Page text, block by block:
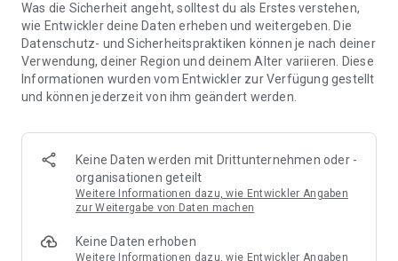
🤝 Teilen leicht gemacht: Lade andere ein und erledigt den
Einkauf gemeinsam.
🍳 Zutaten direkt aus Rezepten übernehmen: Importiere
Zutaten von Rezept-Webseiten und verwandle sie
🚀 DEINE VORTEILE IM ALLTAG
* Nie wieder doppelte Einkäufe
* Kein Chaos mehr beim Einkaufen
* Bessere Abstimmung mit Familie & Freunden
* Perfekt für die Essensplanung
Was die Sicherheit angeht, solltest du als Erstes verstehen,
wie Entwickler deine Daten erheben und weitergeben. Die
Datenschutz- und Sicherheitspraktiken können je nach deiner
Verwendung, deiner Region und deinem Alter variieren. Diese
Informationen wurden vom Entwickler zur Verfügung gestellt
und können jederzeit von ihm geändert werden.
Keine Daten werden mit Drittunternehmen oder -
organisationen geteilt
Weitere Informationen dazu, wie Entwickler Angaben
zur Weitergabe von Daten machen
Keine Daten erhoben
Weitere Informationen dazu, wie Entwickler Angaben